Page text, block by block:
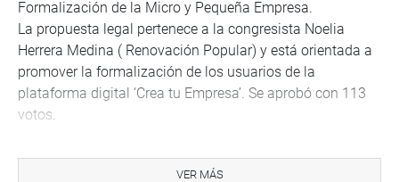
Formalización de la Micro y Pequeña Empresa.
La propuesta legal pertenece a la congresista Noelia
Herrera Medina ( Renovación Popular) y está orientada a
promover la formalización de los usuarios de la
plataforma digital ‘Crea tu Empresa’. Se aprobó con 113
votos.
interés nacional la modernización y ampliación de las
VER MÁS